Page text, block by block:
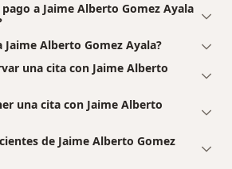
a Jaime Alberto Gomez Ayala
Jaime Alberto Gomez Ayala?
una cita con Jaime Alberto
una cita con Jaime Alberto
de Jaime Alberto Gomez